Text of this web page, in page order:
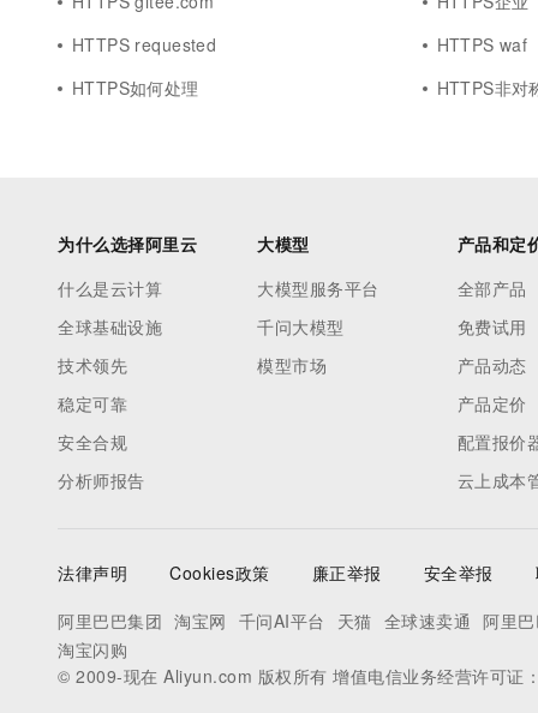
HTTPS requested
HTTPS waf
HTTPS如何处理
HTTPS非对
为什么选择阿里云
什么是云计算
全球基础设施
技术领先
稳定可靠
安全合规
分析师报告
大模型
大模型服务平台
千问大模型
模型市场
产品和定
全部产品
免费试用
产品动态
产品定价
配置报价
云上成本
法律声明 Cookies政策 廉正举报 安全举报
阿里巴巴集团 淘宝网 千问AI平台 天猫 全球速卖通 阿里
淘宝闪购
© 2009-现在 Aliyun.com 版权所有 增值电信业务经营许可证